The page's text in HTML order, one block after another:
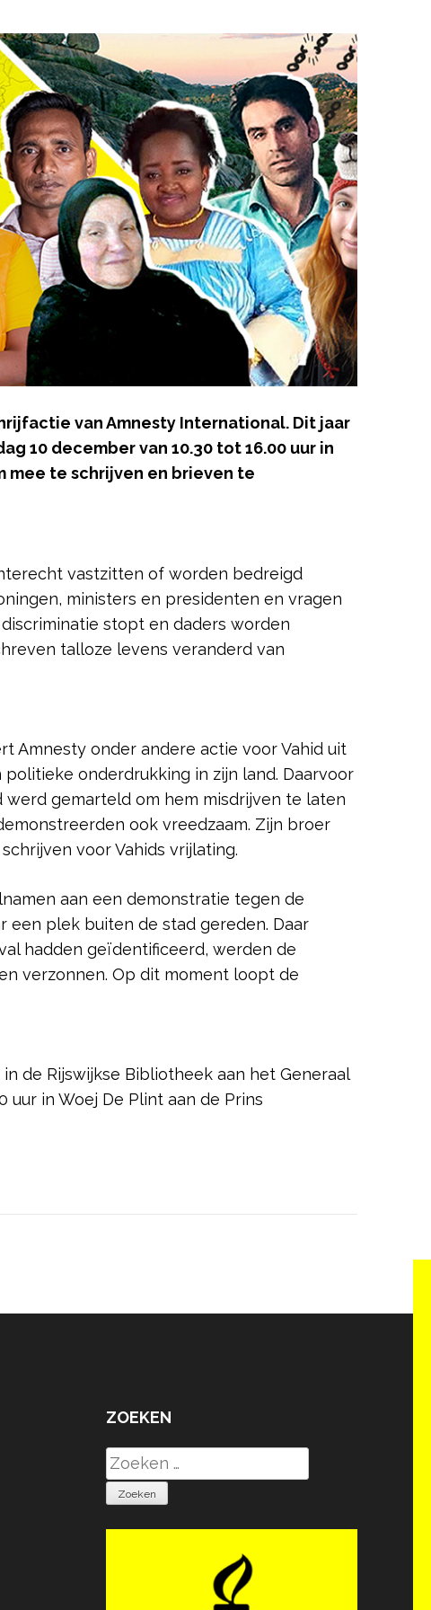
van Amnesty International. Dit jaar
10 december van 10.30 tot 16.00 uur in
mee te schrijven en brieven te
vastzitten of worden bedreigd
ministers en presidenten en vragen
stopt en daders worden
talloze levens veranderd van
Amnesty onder andere actie voor Vahid uit
onderdrukking in zijn land. Daarvoor
gemarteld om hem misdrijven te laten
ook vreedzaam. Zijn broer
voor Vahids vrijlating.
aan een demonstratie tegen de
een plek buiten de stad gereden. Daar
hadden geïdentificeerd, werden de
verzonnen. Op dit moment loopt de
de Rijswijkse Bibliotheek aan het Generaal
uur in Woej De Plint aan de Prins
ZOEKEN
Zoeken
naar: